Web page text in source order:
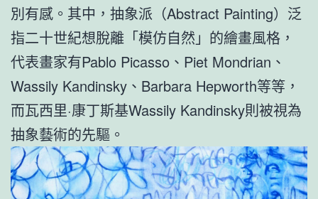
別有感。其中，抽象派（Abstract Painting）泛
指二十世紀想脫離「模仿自然」的繪畫風格，
代表畫家有Pablo Picasso、Piet Mondrian、
Wassily Kandinsky、Barbara Hepworth等等，
而瓦西里·康丁斯基Wassily Kandinsky則被視為
抽象藝術的先驅。